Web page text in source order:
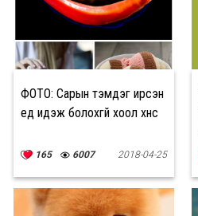
ФОТО: Сарын тэмдэг ирсэн
үед идэж болохгүй хоол хүнс
165 6007 2018-04-25